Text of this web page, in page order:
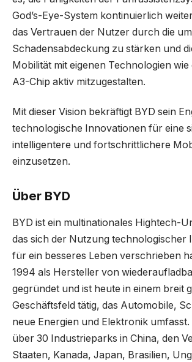
God’s-Eye-System kontinuierlich
das Vertrauen der Nutzer durch die
Schadensabdeckung zu stärken und
Mobilität mit eigenen Technologien
A3-Chip aktiv mitzugestalten.
Mit dieser Vision bekräftigt BYD sein
technologische Innovationen für eine
intelligentere und fortschrittlichere
einzusetzen.
Über BYD
BYD ist ein multinationales Hightech-
das sich der Nutzung technologischer
für ein besseres Leben verschrieben
1994 als Hersteller von
gegründet und ist heute in einem breit
Geschäftsfeld tätig, das Automobile,
neue Energien und Elektronik umfasst.
über 30 Industrieparks in China, den
Staaten, Kanada, Japan, Brasilien,